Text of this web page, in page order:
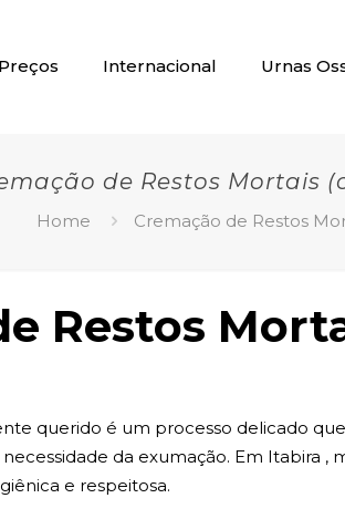
Preços Internacional Urnas
de Restos Mortais
Home Cremação de Restos
Restos
querido é um processo delicado
da exumação. Em Itabira ,
e respeitosa.